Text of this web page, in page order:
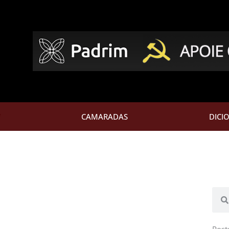
CAMARADAS